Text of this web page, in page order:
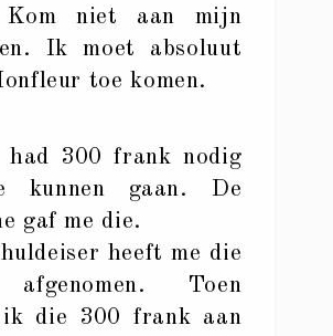
niet aan mijn
Ik moet absoluut
toe komen.
300 frank nodig
kunnen gaan. De
gaf me die.
heeft me die
Toen
ik die 300 frank aan